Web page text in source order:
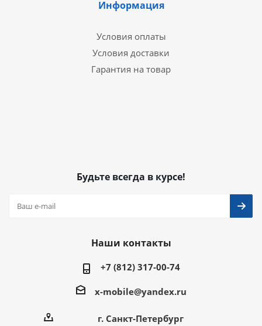
Информация
Условия оплаты
Условия доставки
Гарантия на товар
Будьте всегда в курсе!
Наши контакты
+7 (812) 317-00-74
x-mobile@yandex.ru
г. Санкт-Петербург